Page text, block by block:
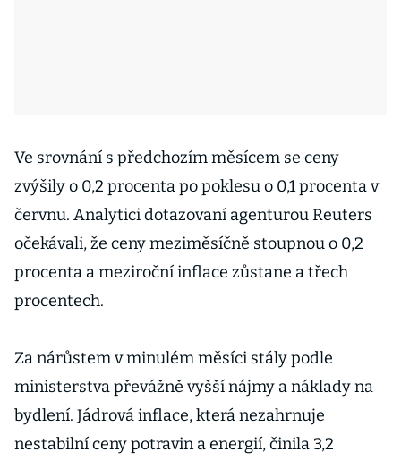
Ve srovnání s předchozím měsícem se ceny
zvýšily o 0,2 procenta po poklesu o 0,1 procenta v
červnu. Analytici dotazovaní agenturou Reuters
očekávali, že ceny meziměsíčně stoupnou o 0,2
procenta a meziroční inflace zůstane a třech
procentech.
Za nárůstem v minulém měsíci stály podle
ministerstva převážně vyšší nájmy a náklady na
bydlení. Jádrová inflace, která nezahrnuje
nestabilní ceny potravin a energií, činila 3,2